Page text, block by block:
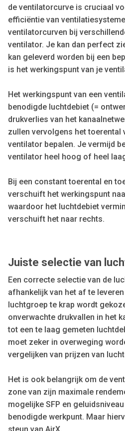
de ventilatorcurve is cruciaal
efficiëntie van
ventilatorcurven bij
ventilator. Je kan dan perfect
kan geleverd worden bij een
is het werkingspunt van je
Het werkingspunt van een
benodigde luchtdebiet (=
drukverlies van het
zullen vervolgens het toerental
ventilator bepalen. Je vermijd
ventilator heel hoog of heel
Bij een constant toerental en
verschuift het werkingspunt
waardoor het luchtdebiet
verschuift het naar rechts.
Juiste selectie van
Een correcte selectie van de
afhankelijk van het af te
luchtgroep te krap wordt
onverwachte drukvallen in het
tot een te laag gemeten
moet zeker in overweging
vergelijken van prijzen van
Het is ook belangrijk om de
zone van zijn maximale
mogelijke SFP en
benodigde werkpunt. Maar
steun van AirX.